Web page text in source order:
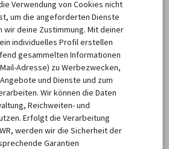
auch die meist gebuchten
Limerick wirft, hebt sich ein
Rest ab. Es handelt sich hierbei um
Unternehmen Thrifty
sein gutes Preis-Leistungs-
Serviceleistungen vor
Thrifty über eine
Verwendung von Cookies nicht
um die angeforderten Dienste
deine Zustimmung. Mit deiner
individuelles Profil erstellen
gesammelten Informationen
Adresse) zu Werbezwecken,
und Dienste und zum
Wir können die Daten
Reichweiten- und
Erfolgt die Verarbeitung
werden wir die Sicherheit der
Garantien